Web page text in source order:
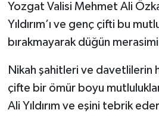
Yozgat Valisi Mehmet Ali
Yıldırım’ı ve genç çifti bu
bırakmayarak düğün
Nikah şahitleri ve davetlilerin
çifte bir ömür boyu
Ali Yıldırım ve eşini tebrik